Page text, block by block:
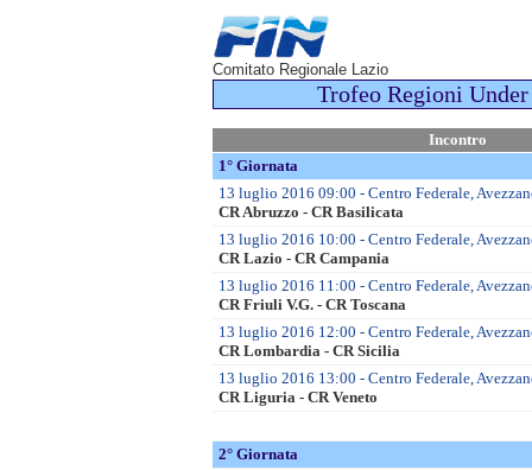
Comitato Regionale Lazio
Trofeo Regioni
Incontro
1° Giornata
13 luglio 2016 09:00 - Centro Federale,
CR Abruzzo - CR Basilicata
13 luglio 2016 10:00 - Centro Federale,
CR Lazio - CR Campania
13 luglio 2016 11:00 - Centro Federale,
CR Friuli V.G. - CR Toscana
13 luglio 2016 12:00 - Centro Federale,
CR Lombardia - CR Sicilia
13 luglio 2016 13:00 - Centro Federale,
CR Liguria - CR Veneto
2° Giornata